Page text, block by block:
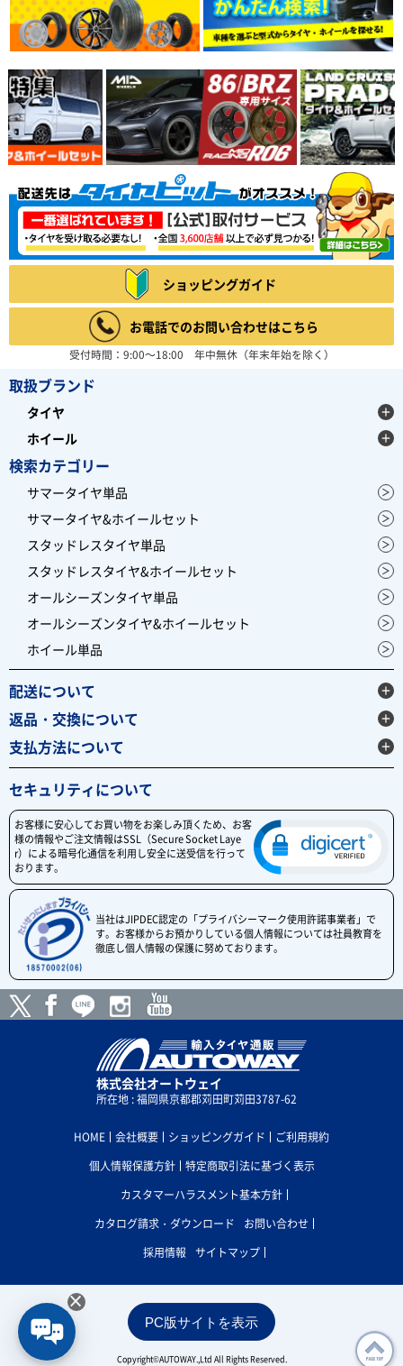
ショッピングガイド
お電話でのお問い合わせはこちら
受付時間：9:00～18:00 年中無休（年末年始を除く）
取扱ブランド
タイヤ
ホイール
検索カテゴリー
サマータイヤ単品
サマータイヤ&ホイールセット
スタッドレスタイヤ単品
スタッドレスタイヤ&ホイールセット
オールシーズンタイヤ単品
オールシーズンタイヤ&ホイールセット
ホイール単品
配送について
返品・交換について
支払方法について
セキュリティについて
お客様に安心してお買い物をお楽しみ頂くため、お客
様の情報やご注文情報はSSL（Secure Socket Laye
r）による暗号化通信を利用し安全に送受信を行って
おります。
当社はJIPDEC認定の「プライバシーマーク使用許諾事業者」で
す。お客様からお預かりしている個人情報については社員教育を
徹底し個人情報の保護に努めております。
株式会社オートウェイ
所在地 : 福岡県京都郡苅田町苅田3787-62
HOME 会社概要 ショッピングガイド
ご利用規約
個人情報保護方針
特定商取引法に基づく表示
カスタマーハラスメント基本方針
カタログ請求・ダウンロード
お問い合わせ
採用情報
サイトマップ
PC版サイトを表示
Copyright©AUTOWAY.,Ltd All Rights Reserved.
×